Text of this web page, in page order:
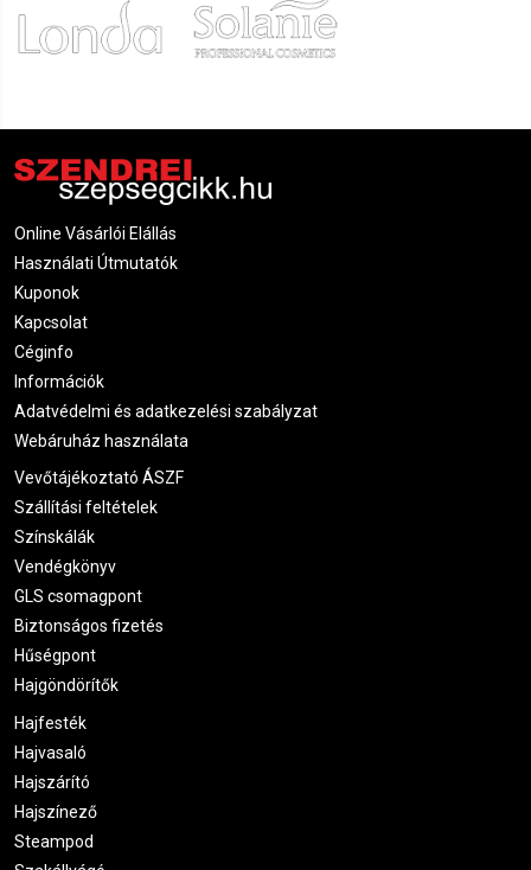
Online Vásárlói Elállás
Használati Útmutatók
Kuponok
Kapcsolat
Céginfo
Információk
Adatvédelmi és adatkezelési szabályzat
Webáruház használata
Vevőtájékoztató ÁSZF
Szállítási feltételek
Színskálák
Vendégkönyv
GLS csomagpont
Biztonságos fizetés
Hűségpont
Hajgöndörítők
Hajfesték
Hajvasaló
Hajszárító
Hajszínező
Steampod